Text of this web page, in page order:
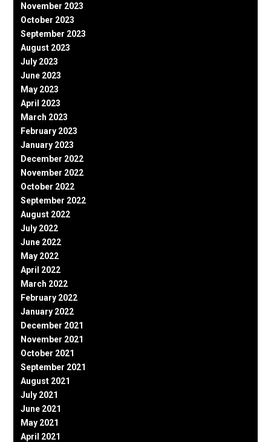
November 2023
October 2023
September 2023
August 2023
July 2023
June 2023
May 2023
April 2023
March 2023
February 2023
January 2023
December 2022
November 2022
October 2022
September 2022
August 2022
July 2022
June 2022
May 2022
April 2022
March 2022
February 2022
January 2022
December 2021
November 2021
October 2021
September 2021
August 2021
July 2021
June 2021
May 2021
April 2021